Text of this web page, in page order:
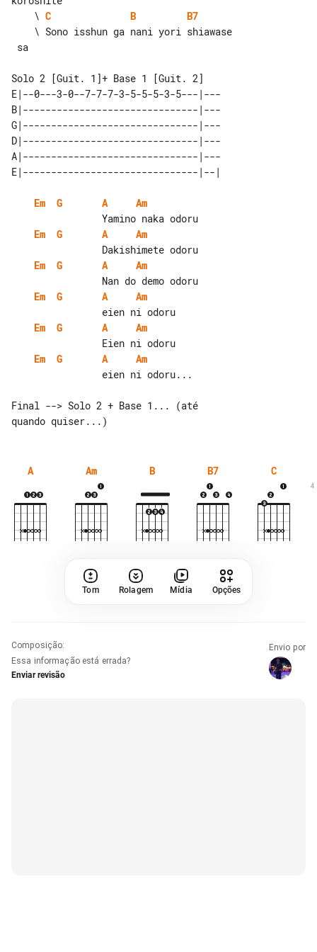
    \
C B
B7
E|--0---3-0--7-7-7-3-5-5-5-3-5---|---
B|-------------------------------|---
G|-------------------------------|---
D|-------------------------------|---
A|-------------------------------|---
Em G A
Am
Em
G A
Am
Em
G A
Am
Em
G A
Am
Em
G A
Am
Em
G A
Am
Final --> Solo 2 + Base 1... (até
A Am B B7 C
4
Tom Rolagem Mídia Opções
Composição:
Essa informação está errada?
Enviar revisão
Envio por